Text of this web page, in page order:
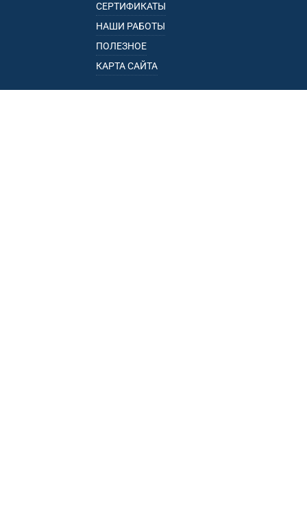
СЕРТИФИКАТЫ
НАШИ РАБОТЫ
ПОЛЕЗНОЕ
КАРТА САЙТА